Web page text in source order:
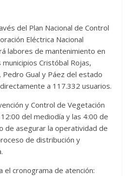
del Plan Nacional de Control
Eléctrica Nacional
labores de mantenimiento en
Cristóbal Rojas,
Gual y Páez del estado
a 117.332 usuarios.
y Control de Vegetación
del mediodía y las 4:00 de
de asegurar la operatividad de
de distribución y
el cronograma de atención: